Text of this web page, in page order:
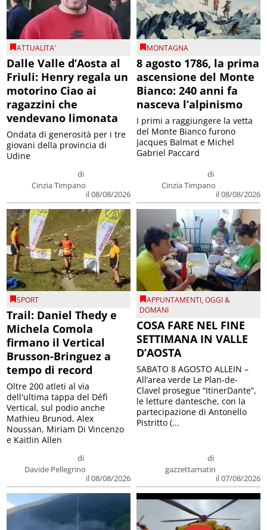
ATTUALITA'
Dalle Valle d’Aosta al
Friuli: Henry regala un
motorino Ciao ai
ragazzini che
vendevano limonata
di
Cinzia Timpano
il 08/08/2026
Ondata di generosità per i tre
giovani della provincia di
Udine
MONTAGNA
8 agosto 1786, la prima
ascensione del Monte
Bianco: 240 anni fa
nasceva l’alpinismo
di
Cinzia Timpano
il 08/08/2026
I primi a raggiungere la vetta
del Monte Bianco furono
Jacques Balmat e Michel
Gabriel Paccard
SPORT
Trail: Daniel Thedy e
Michela Comola
firmano il Vertical
Brusson-Bringuez a
tempo di record
di
Davide Pellegrino
il 08/08/2026
Oltre 200 atleti al via
dell'ultima tappa del Défì
Vertical, sul podio anche
Mathieu Brunod, Alex
Noussan, Miriam Di Vincenzo
e Kaitlin Allen
APPUNTAMENTI,OGGI &
DOMANI
COSA FARE NEL FINE
SETTIMANA IN VALLE
D’AOSTA
di
gazzettamatin
il 07/08/2026
SABATO 8 AGOSTO ALLEIN –
All’area verde Le Plan-de-
Clavel prosegue “ItinerDante”,
le letture dantesche, con la
partecipazione di Antonello
Pistritto (...